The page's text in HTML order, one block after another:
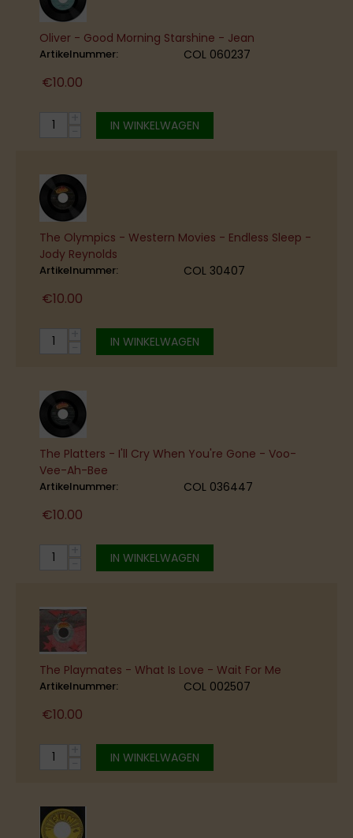
Oliver - Good Morning Starshine - Jean
Artikelnummer: COL 060237
€10.00
IN WINKELWAGEN
The Olympics - Western Movies - Endless Sleep -
Jody Reynolds
Artikelnummer: COL 30407
€10.00
+
− IN WINKELWAGEN
The Platters - I'll Cry When You're Gone - Voo-
Vee-Ah-Bee
Artikelnummer: COL 036447
€10.00
IN WINKELWAGEN
The Playmates - What Is Love - Wait For Me
Artikelnummer: COL 002507
€10.00
+
− IN WINKELWAGEN